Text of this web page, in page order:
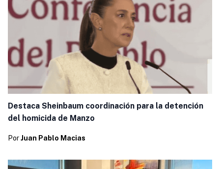
Destaca Sheinbaum coordinación para la detención
del homicida de Manzo
Por Juan Pablo Macias